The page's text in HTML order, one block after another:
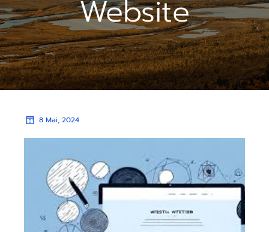
Website
8 Mai, 2024